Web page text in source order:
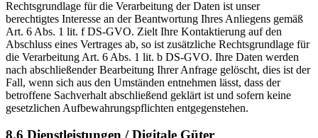
Rechtsgrundlage für die Verarbeitung der Daten ist unser
berechtigtes Interesse an der Beantwortung Ihres Anliegens gemäß
Art. 6 Abs. 1 lit. f DS-GVO. Zielt Ihre Kontaktierung auf den
Abschluss eines Vertrages ab, so ist zusätzliche Rechtsgrundlage für
die Verarbeitung Art. 6 Abs. 1 lit. b DS-GVO. Ihre Daten werden
nach abschließender Bearbeitung Ihrer Anfrage gelöscht, dies ist der
Fall, wenn sich aus den Umständen entnehmen lässt, dass der
betroffene Sachverhalt abschließend geklärt ist und sofern keine
gesetzlichen Aufbewahrungspflichten entgegenstehen.
8.6 Dienstleistungen / Digitale Güter